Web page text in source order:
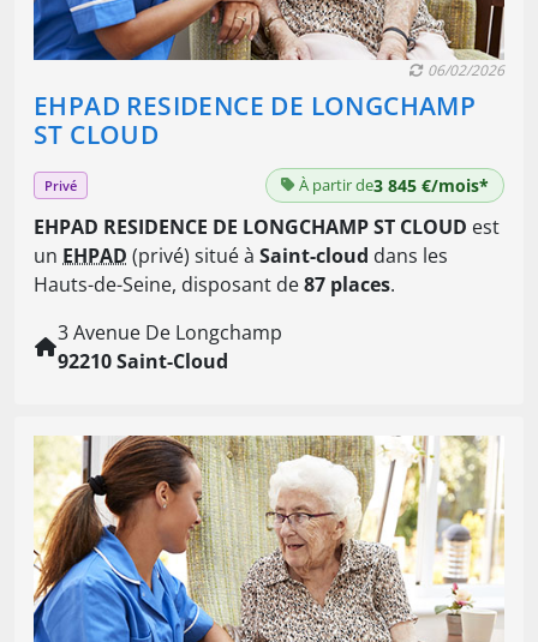
EHPAD RESIDENCE DE LONGCHAMP
ST CLOUD
06/02/2026
Privé À partir de3 845 €/mois*
EHPAD RESIDENCE DE LONGCHAMP ST CLOUD est
un EHPAD (privé) situé à Saint-cloud dans les
Hauts-de-Seine, disposant de87 places.
3 Avenue De Longchamp
92210 Saint-Cloud